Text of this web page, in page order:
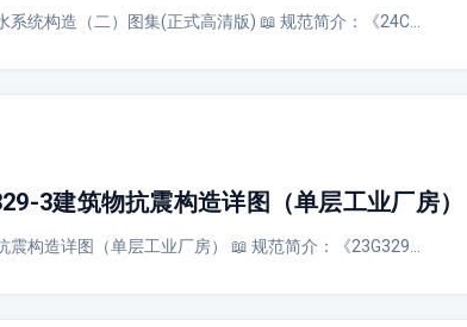
统构造（二）图集(正式高清版) 📖 规范简介：《24C…
3建筑物抗震构造详图（单层工业厂房）
震构造详图（单层工业厂房） 📖 规范简介：《23G329…